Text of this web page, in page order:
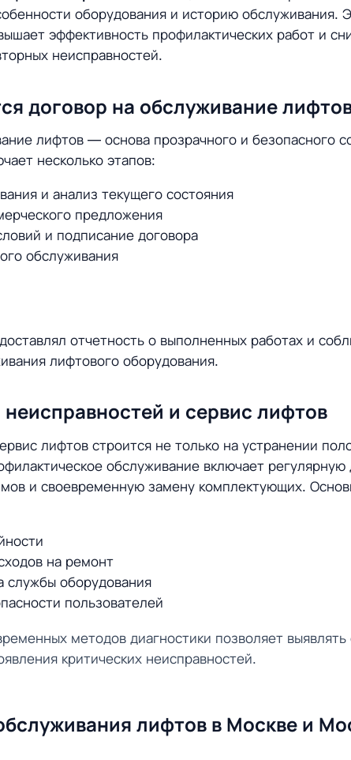
оборудования и историю обслуживания.
эффективность профилактических работ и
неисправностей.
договор на обслуживание
лифтов — основа прозрачного и безопасного
несколько этапов:
и анализ текущего состояния
предложения
и подписание договора
обслуживания
отчетность о выполненных работах и
лифтового оборудования.
и сервис лифтов
лифтов строится не только на устранении
обслуживание включает регулярную
и своевременную замену комплектующих.
на ремонт
службы оборудования
пользователей
методов диагностики позволяет выявлять
критических неисправностей.
лифтов в Москве и